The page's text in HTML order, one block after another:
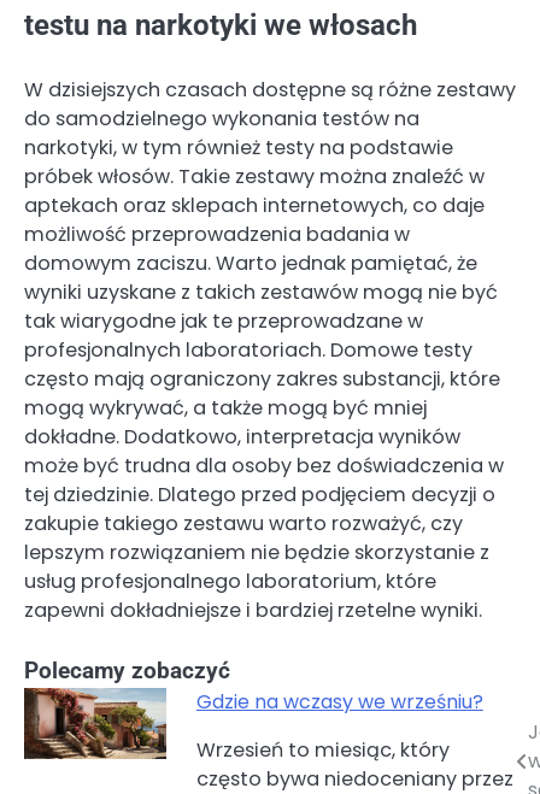
testu na narkotyki we włosach
W dzisiejszych czasach dostępne są różne zestawy
do samodzielnego wykonania testów na
narkotyki, w tym również testy na podstawie
próbek włosów. Takie zestawy można znaleźć w
aptekach oraz sklepach internetowych, co daje
możliwość przeprowadzenia badania w
domowym zaciszu. Warto jednak pamiętać, że
wyniki uzyskane z takich zestawów mogą nie być
tak wiarygodne jak te przeprowadzane w
profesjonalnych laboratoriach. Domowe testy
często mają ograniczony zakres substancji, które
mogą wykrywać, a także mogą być mniej
dokładne. Dodatkowo, interpretacja wyników
może być trudna dla osoby bez doświadczenia w
tej dziedzinie. Dlatego przed podjęciem decyzji o
zakupie takiego zestawu warto rozważyć, czy
lepszym rozwiązaniem nie będzie skorzystanie z
usług profesjonalnego laboratorium, które
zapewni dokładniejsze i bardziej rzetelne wyniki.
Polecamy zobaczyć
Gdzie na wczasy we wrześniu?
Wrzesień to miesiąc, który
często bywa niedoceniany przez
Nawigacja